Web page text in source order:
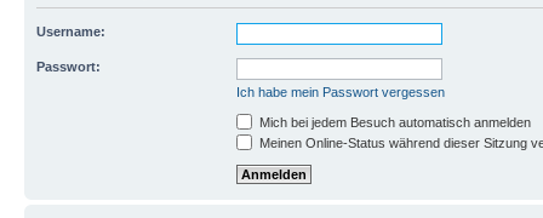
Username:
Passwort:
Ich habe mein Passwort vergessen
Mich bei jedem Besuch automatisch anmelden
Meinen Online-Status während dieser Sitzung